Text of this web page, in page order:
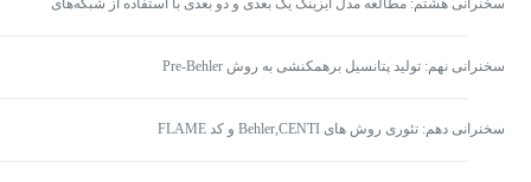
سخنرانی هشتم: مطالعه مدل آیزینگ یک بعدی و دو بعدی با استفاده از شبکه‌های
سخنرانی نهم: تولید پتانسیل برهمکنشی به روش Pre-Behler
سخنرانی دهم: تئوری روش های Behler,CENTI و کد FLAME